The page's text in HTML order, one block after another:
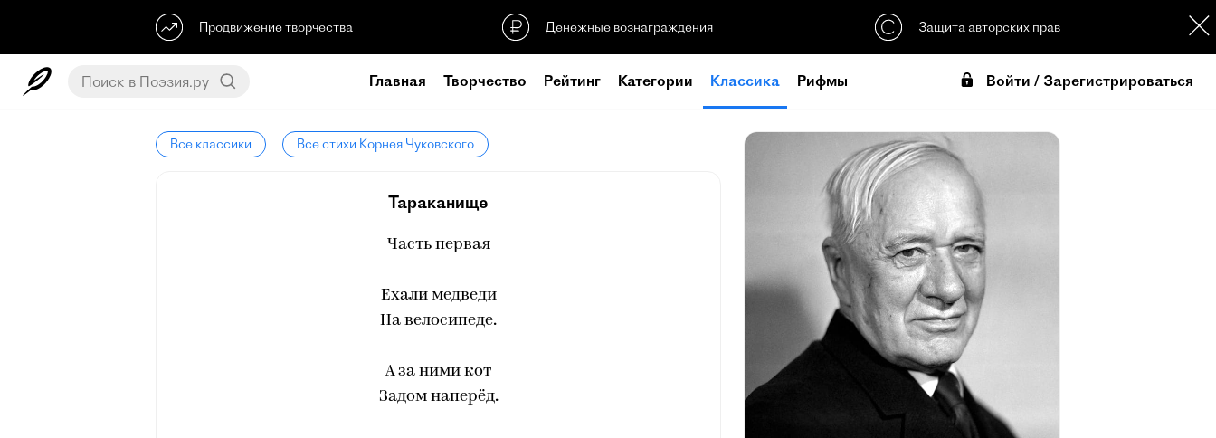
Продвижение творчества Денежные вознаграждения Защита авторских прав
Главная Творчество Рейтинг Категории Классика Рифмы Войти / Зарегистрироваться
Все классики Все стихи Корнея Чуковского
Тараканище
Часть первая
Ехали медведи
На велосипеде.
А за ними кот
Задом наперёд.